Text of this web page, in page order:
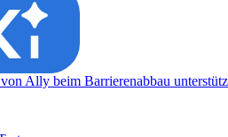
Ally beim Barrierenabbau